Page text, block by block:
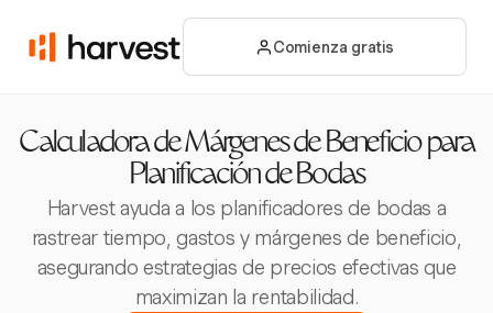
Comienza gratis
Calculadora de Márgenes de Beneficio para
Planificación de Bodas
Harvest ayuda a los planificadores de bodas a
rastrear tiempo, gastos y márgenes de beneficio,
asegurando estrategias de precios efectivas que
maximizan la rentabilidad.